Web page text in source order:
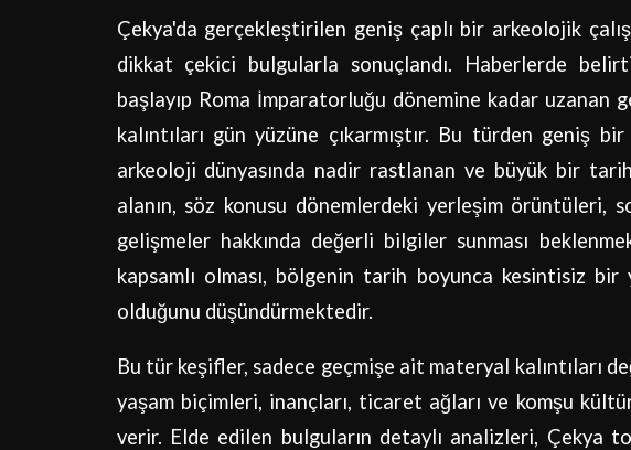
Çekya'da gerçekleştirilen geniş çaplı bir arkeolojik
dikkat çekici bulgularla sonuçlandı. Haberlerde
başlayıp Roma İmparatorluğu dönemine kadar uzanan
kalıntıları gün yüzüne çıkarmıştır. Bu türden geniş
arkeoloji dünyasında nadir rastlanan ve büyük bir
alanın, söz konusu dönemlerdeki yerleşim
gelişmeler hakkında değerli bilgiler sunması
kapsamlı olması, bölgenin tarih boyunca kesintisiz
olduğunu düşündürmektedir.
Bu tür keşifler, sadece geçmişe ait materyal kalıntıları
yaşam biçimleri, inançları, ticaret ağları ve komşu
verir. Elde edilen bulguların detaylı analizleri, Çekya